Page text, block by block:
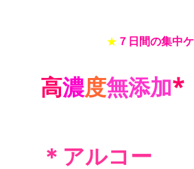
★ ７日間の集中ケ
高濃度無添加*
＊ アルコー